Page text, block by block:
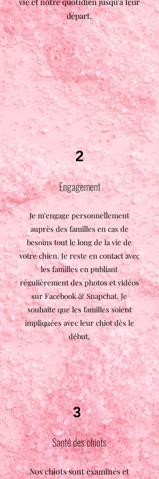
départ.
2
Engagement
Je m'engage personnellement
auprès des familles en cas de
besoins tout le long de la vie de
votre chien. Je reste en contact avec
les familles en publiant
régulièrement des photos et vidéos
sur Facebook & Snapchat. Je
souhaite que les familles soient
impliquées avec leur chiot dès le
début.
3
Santé des chiots
Nos chiots sont examinés et